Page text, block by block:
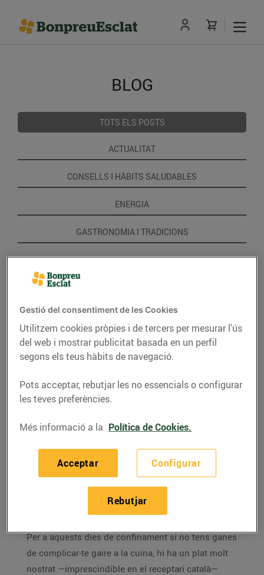
BLOG
TOTS ELS POSTS
ACTUALITAT
CONSELLS I HÀBITS SALUDABLES
ENERGIA
GASTRONOMIA I TRADICIONS
RECEPTES
RECEPTES
Botifarra amb
mongetes
Per a aquests dies de confinament si no tens ganes
de complicar-te gaire a la cuina, hi ha un plat molt
nostrat —imprescindible en el receptari català—
Gestió del consentiment de les Cookies
Utilitzem cookies pròpies i de tercers per mesurar l’ús
del web i mostrar publicitat basada en un perfil
segons els teus hàbits de navegació.
Pots acceptar, rebutjar les no essencials o configurar
les teves preferències.
Més informació a la Política de Cookies.
Configurar
Rebutjar
Acceptar